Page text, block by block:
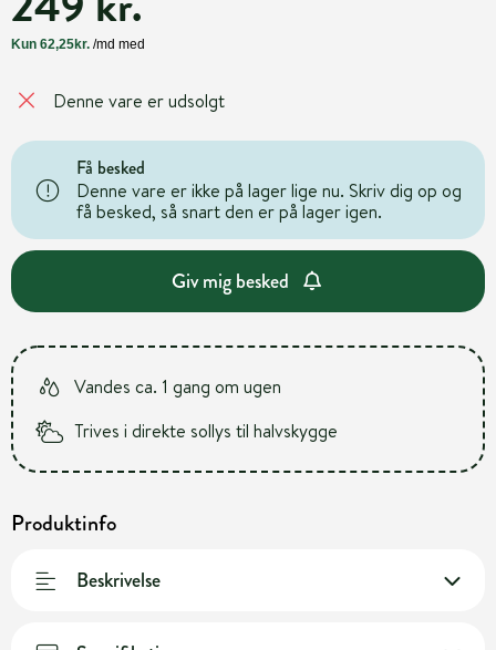
Denne vare er udsolgt
Få besked
Denne vare er ikke på lager lige nu. Skriv dig op og
få besked, så snart den er på lager igen.
Giv mig besked
Vandes ca. 1 gang om ugen
Trives i direkte sollys til halvskygge
Produktinfo
Beskrivelse